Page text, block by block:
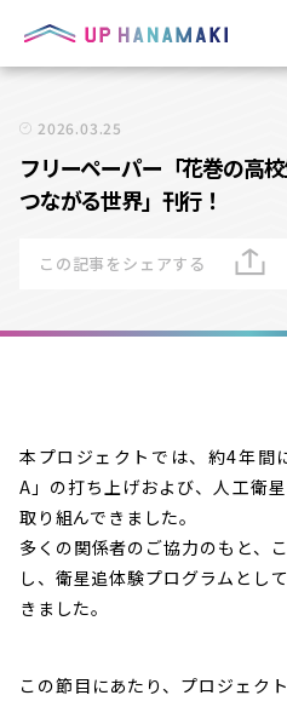
2026.03.25
フリーペーパー「花巻の高
つながる世界」刊行！
この記事をシェアする
本プロジェクトでは、約4年間
A」の打ち上げおよび、人工衛
取り組んできました。
多くの関係者のご協力のもと、
し、衛星追体験プログラムとし
きました。
この節目にあたり、プロジェク